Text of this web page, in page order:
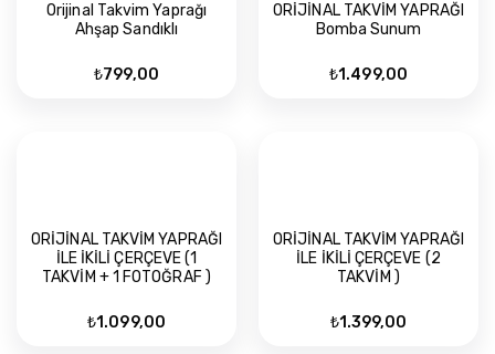
Orijinal Takvim Yaprağı
Ahşap Sandıklı
₺799,00
ORİJİNAL TAKVİM YAPRAĞI
Bomba Sunum
₺1.499,00
ORİJİNAL TAKVİM YAPRAĞI
İLE İKİLİ ÇERÇEVE (1
TAKVİM + 1 FOTOĞRAF )
₺1.099,00
ORİJİNAL TAKVİM YAPRAĞI
İLE İKİLİ ÇERÇEVE (2
TAKVİM )
₺1.399,00